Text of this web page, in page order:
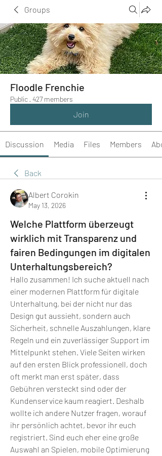
Groups
Floodle Frenchie
Public · 427 members
Join
Discussion Media Files Members
Back
Albert Corokin
May 13, 2026
Welche Plattform überzeugt
wirklich mit Transparenz und
fairen Bedingungen im digitalen
Unterhaltungsbereich?
Hallo zusammen! Ich suche aktuell nach
einer modernen Plattform für digitale
Unterhaltung, bei der nicht nur das
Design gut aussieht, sondern auch
Sicherheit, schnelle Auszahlungen, klare
Regeln und ein zuverlässiger Support im
Mittelpunkt stehen. Viele Seiten wirken
auf den ersten Blick professionell, doch
oft merkt man erst später, dass
Gebühren versteckt sind oder der
Kundenservice kaum reagiert. Deshalb
wollte ich andere Nutzer fragen, worauf
ihr persönlich achtet, bevor ihr euch
registriert. Sind euch eher eine große
Auswahl an Spielen, mobile Optimierung